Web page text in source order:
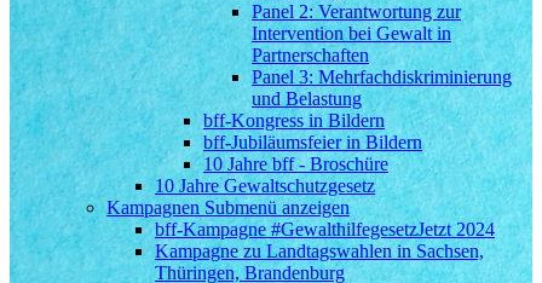
Panel 2: Verantwortung zur
Intervention bei Gewalt in
Partnerschaften
Panel 3: Mehrfachdiskriminierung
und Belastung
bff-Kongress in Bildern
bff-Jubiläumsfeier in Bildern
10 Jahre bff - Broschüre
10 Jahre Gewaltschutzgesetz
Kampagnen Submenü anzeigen
bff-Kampagne #GewalthilfegesetzJetzt 2024
Kampagne zu Landtagswahlen in Sachsen,
Thüringen, Brandenburg